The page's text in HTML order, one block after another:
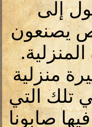
إلى
يصنعون
المنزلية.
منزلية
تلك التي
صابونا